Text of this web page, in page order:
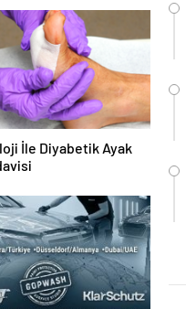
İle Diyabetik Ayak